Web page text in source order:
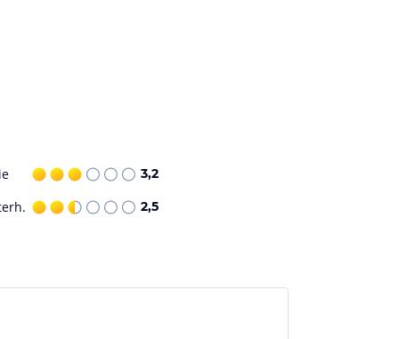
3,2
2,5